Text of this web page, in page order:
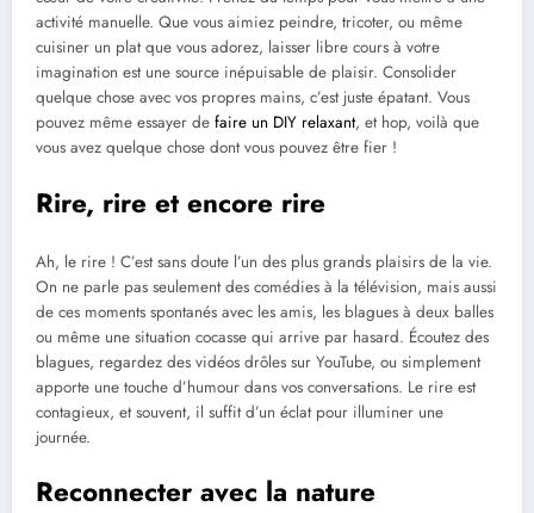
activité manuelle. Que vous aimiez peindre, tricoter, ou même
cuisiner un plat que vous adorez, laisser libre cours à votre
imagination est une source inépuisable de plaisir. Consolider
quelque chose avec vos propres mains, c’est juste épatant. Vous
pouvez même essayer de faire un DIY relaxant, et hop, voilà que
vous avez quelque chose dont vous pouvez être fier !
Rire, rire et encore rire
Ah, le rire ! C’est sans doute l’un des plus grands plaisirs de la vie.
On ne parle pas seulement des comédies à la télévision, mais aussi
de ces moments spontanés avec les amis, les blagues à deux balles
ou même une situation cocasse qui arrive par hasard. Écoutez des
blagues, regardez des vidéos drôles sur YouTube, ou simplement
apporte une touche d’humour dans vos conversations. Le rire est
contagieux, et souvent, il suffit d’un éclat pour illuminer une
journée.
Reconnecter avec la nature